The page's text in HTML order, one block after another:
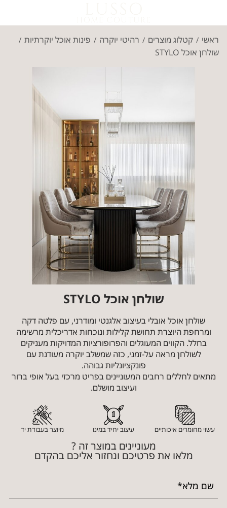
ראשי / קטלוג מוצרים / רהיטי יוקרה / פינות אוכל יוקרתיות /
שולחן אוכל STYLO
שולחן אוכל STYLO
שולחן אוכל אובלי בעיצוב אלגנטי ומודרני, עם פלטה דקה
ומרחפת היוצרת תחושת קלילות ונוכחות אדריכלית מרשימה
בחלל. הקווים המעוגלים והפרופורציות המדויקות מעניקים
לשולחן מראה על-זמני, כזה שמשלב יוקרה מעודנת עם
פונקציונליות גבוהה.
מתאים לחללים רחבים המעוניינים בפריט מרכזי בעל אופי ברור
ועיצוב מושלם.
עשוי מחומרים איכותיים עיצוב יחיד במינו מיוצר בעבודת יד
מעוניינים במוצר זה ?
מלאו את פרטיכם ונחזור אליכם בהקדם